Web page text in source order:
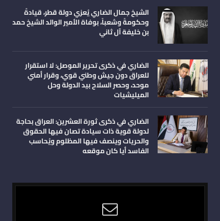
الشيخ جمال الضاري يُعزي دولة قطر، قيادةً
وحكومةً وشعباً، بوفاة الأمير الوالد الشيخ حمد
بن خليفة آل ثاني
الضاري في ذكرى تحرير الموصل: لا استقرار
للعراق دون جيش وطني قوي، وقرار أمني
موحد، وحصر السلاح بيد الدولة وحل
الميليشيات
الضاري في ذكرى ثورة العشرين: العراق بحاجة
لدولة قوية ذات سيادة تصان فيها الحقوق
والحريات وينصف فيها المظلوم ويُحاسب
الفاسد أيا كان موقعه